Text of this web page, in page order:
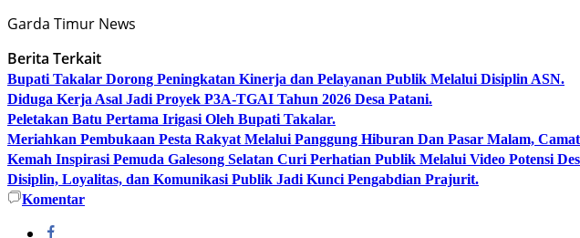
Garda Timur News
Berita Terkait
Bupati Takalar Dorong Peningkatan Kinerja dan Pelayanan Publik Melalui Disiplin ASN.
Diduga Kerja Asal Jadi Proyek P3A-TGAI Tahun 2026 Desa Patani.
Peletakan Batu Pertama Irigasi Oleh Bupati Takalar.
Meriahkan Pembukaan Pesta Rakyat Melalui Panggung Hiburan Dan Pasar Malam,
Kemah Inspirasi Pemuda Galesong Selatan Curi Perhatian Publik Melalui Video Potensi
Disiplin, Loyalitas, dan Komunikasi Publik Jadi Kunci Pengabdian Prajurit.
Komentar